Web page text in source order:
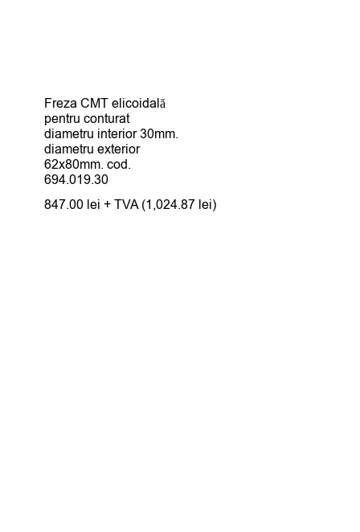
Freza CMT elicoidală
pentru conturat
diametru interior 30mm.
diametru exterior
62x80mm. cod.
694.019.30
847.00 lei + TVA (1,024.87 lei)